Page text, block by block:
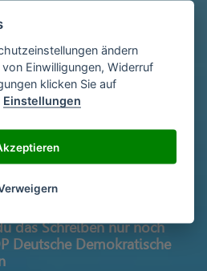
und deine Adresse
das Schreiben mit deinem
eine Unterschrift hoch
das Schreiben nur noch
Deutsche Demokratische
ändern
Einwilligungen, Widerruf
klicken Sie auf
Einstellungen